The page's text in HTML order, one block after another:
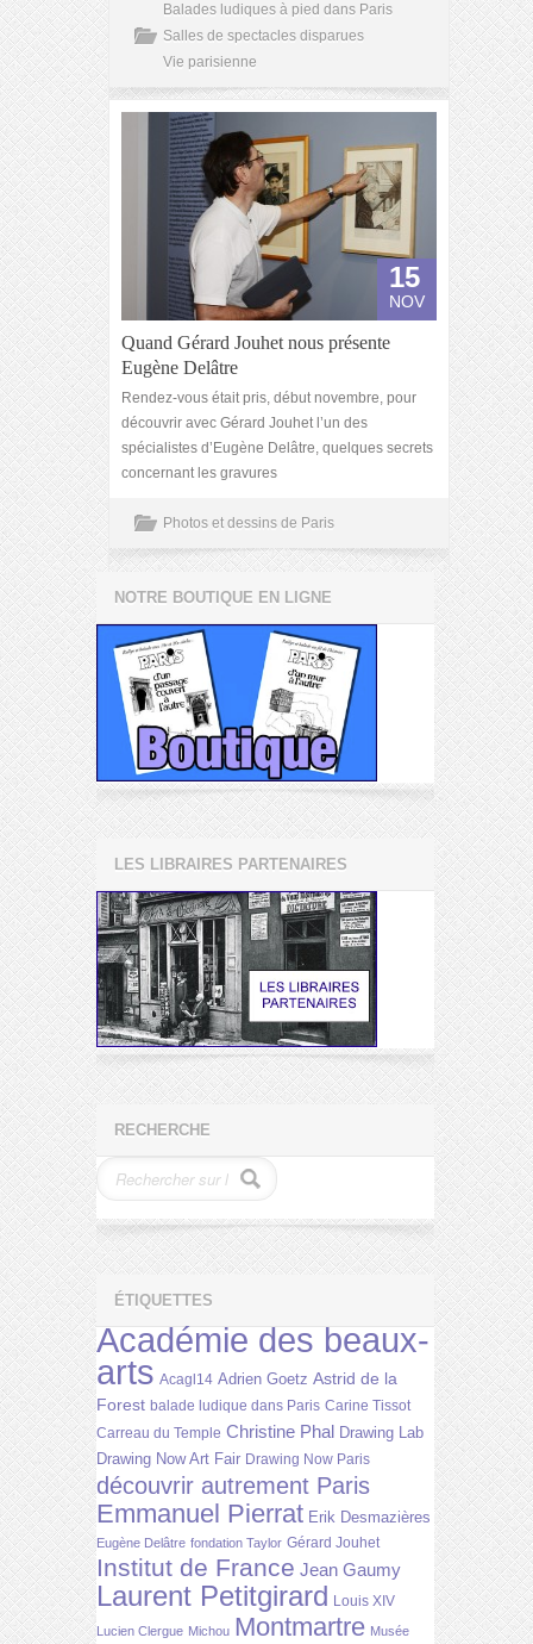
Balades ludiques à pied dans Paris
Salles de spectacles disparues
Vie parisienne
15
NOV
Quand Gérard Jouhet nous présente
Eugène Delâtre
Rendez-vous était pris, début novembre, pour
découvrir avec Gérard Jouhet l’un des
spécialistes d’Eugène Delâtre, quelques secrets
concernant les gravures
Photos et dessins de Paris
NOTRE BOUTIQUE EN LIGNE
LES LIBRAIRES PARTENAIRES
RECHERCHE
ÉTIQUETTES
Académie des beaux-
arts Acagl14 Adrien Goetz Astrid de la
Forest balade ludique dans Paris Carine Tissot
Carreau du Temple Christine Phal Drawing Lab
Drawing Now Art Fair Drawing Now Paris
découvrir autrement Paris
Emmanuel Pierrat Erik Desmazières
Eugène Delâtre fondation Taylor Gérard Jouhet
Institut de France Jean Gaumy
Laurent Petitgirard Louis XIV
Lucien Clergue Michou Montmartre Musée